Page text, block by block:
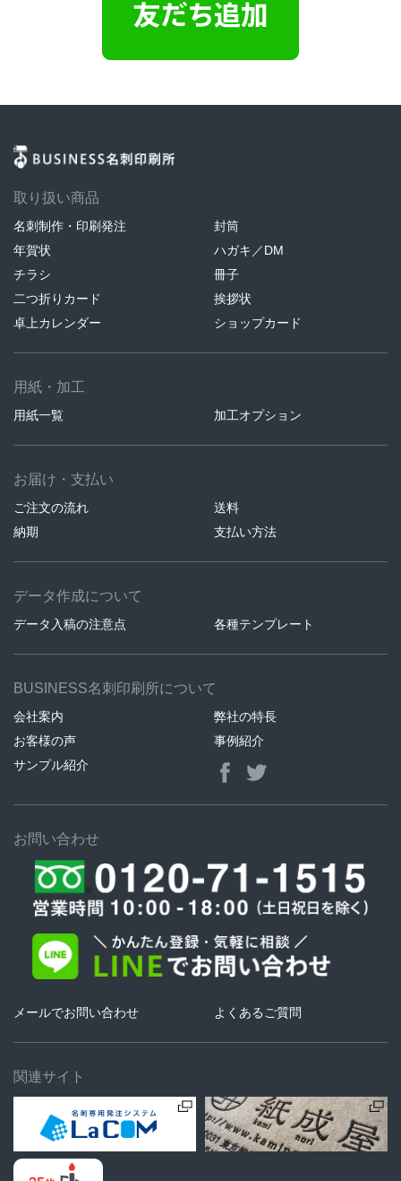
取り扱い商品
名刺制作・印刷発注
封筒
年賀状
ハガキ／DM
チラシ
冊子
二つ折りカード
挨拶状
卓上カレンダー
ショップカード
用紙・加工
用紙一覧 加工オプション
お届け・支払い
ご注文の流れ
送料
納期
支払い方法
データ作成について
データ入稿の注意点 各種テンプレート
BUSINESS名刺印刷所について
会社案内
弊社の特長
お客様の声
事例紹介
サンプル紹介
お問い合わせ
メールでお問い合わせ よくあるご質問
関連サイト